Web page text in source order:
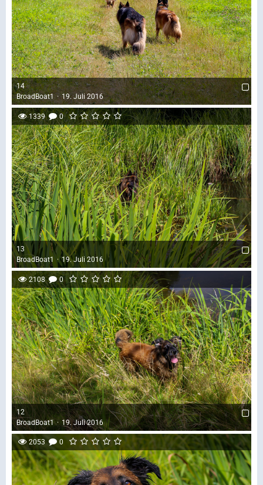
14
BroadBoat1
19. Juli 2016
1339 0
13
BroadBoat1
19. Juli 2016
2108 0
12
BroadBoat1
19. Juli 2016
2053 0